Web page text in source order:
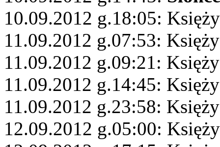
10.09.2012 g.18:05:
11.09.2012 g.07:53:
11.09.2012 g.09:21:
11.09.2012 g.14:45:
11.09.2012 g.23:58:
12.09.2012 g.05:00: